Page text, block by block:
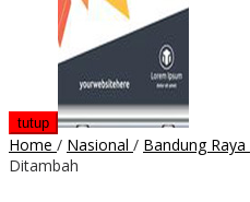
tutup
Home / Nasional / Bandung Raya
Ditambah